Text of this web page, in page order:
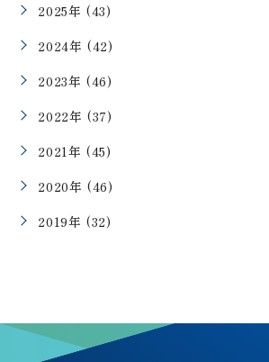
2025年 (43)
2024年 (42)
2023年 (46)
2022年 (37)
2021年 (45)
2020年 (46)
2019年 (32)